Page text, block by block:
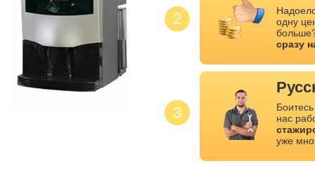
2
3
одну
сразу
нас
уже